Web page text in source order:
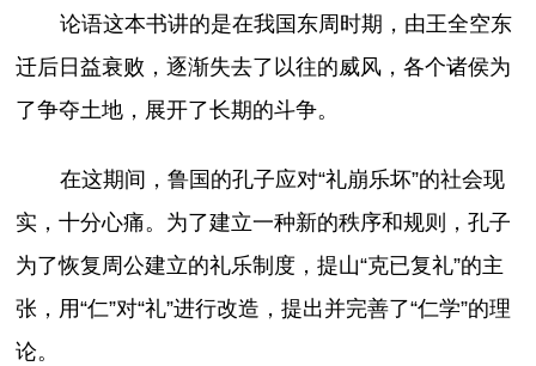
论语这本书讲的是在我国东周时期，由王全空东
迁后日益衰败，逐渐失去了以往的威风，各个诸侯为
了争夺土地，展开了长期的斗争。
在这期间，鲁国的孔子应对“礼崩乐坏”的社会现
实，十分心痛。为了建立一种新的秩序和规则，孔子
为了恢复周公建立的礼乐制度，提山“克已复礼”的主
张，用“仁”对“礼”进行改造，提出并完善了“仁学”的理
论。